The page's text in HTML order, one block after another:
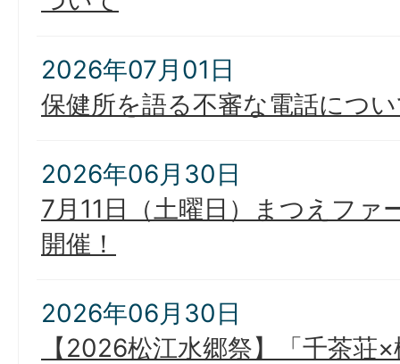
2026年07月01日
保健所を語る不審な電話につ
2026年06月30日
7月11日（土曜日）まつえファ
開催！
2026年06月30日
【2026松江水郷祭】「千茶荘